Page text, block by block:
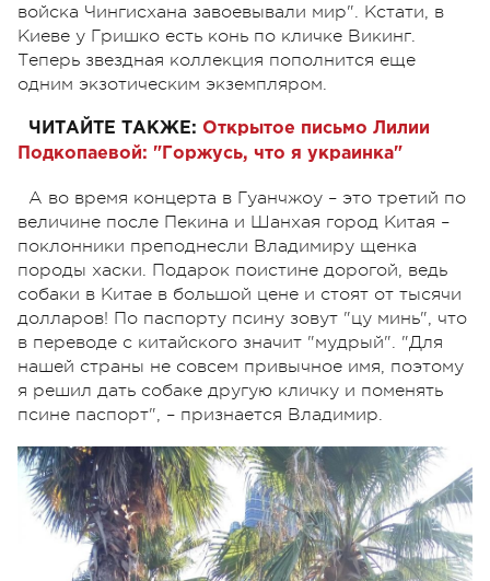
войска Чингисхана завоевывали мир". Кстати, в
Киеве у Гришко есть конь по кличке Викинг.
Теперь звездная коллекция пополнится еще
одним экзотическим экземпляром.
ЧИТАЙТЕ ТАКЖЕ: Открытое письмо Лилии
Подкопаевой: "Горжусь, что я украинка"
А во время концерта в Гуанчжоу – это третий по
величине после Пекина и Шанхая город Китая –
поклонники преподнесли Владимиру щенка
породы хаски. Подарок поистине дорогой, ведь
собаки в Китае в большой цене и стоят от тысячи
долларов! По паспорту псину зовут "цу минь", что
в переводе с китайского значит "мудрый". "Для
нашей страны не совсем привычное имя, поэтому
я решил дать собаке другую кличку и поменять
псине паспорт", – признается Владимир.